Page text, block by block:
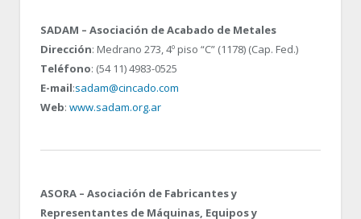
SADAM – Asociación de Acabado de Metales
Dirección: Medrano 273, 4º piso “C” (1178) (Cap. Fed.)
Teléfono: (54 11) 4983-0525
E-mail:sadam@cincado.com
Web: www.sadam.org.ar
ASORA – Asociación de Fabricantes y
Representantes de Máquinas, Equipos y